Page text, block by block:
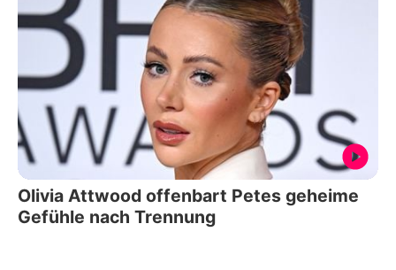
Olivia Attwood offenbart Petes geheime
Gefühle nach Trennung